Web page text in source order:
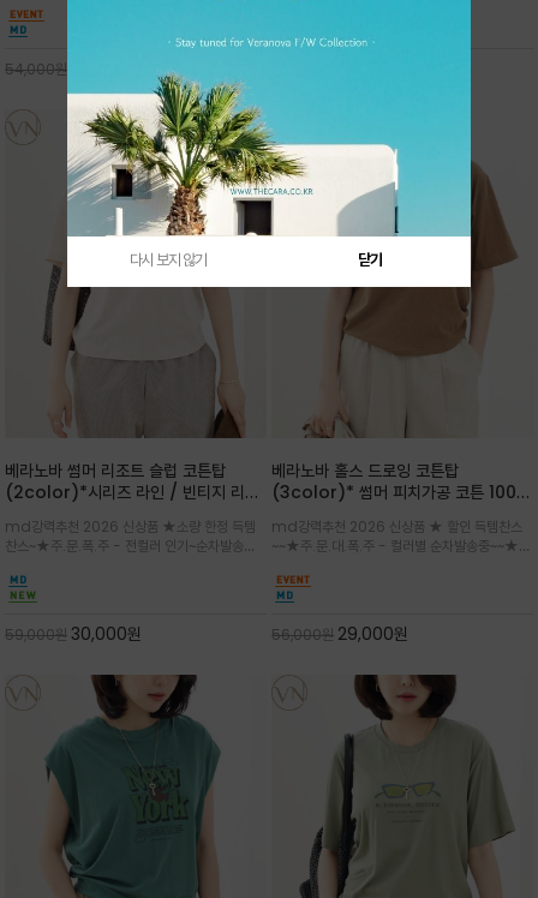
안함을 동시에 느낄수 있으며 차분하고 필요한
컬러웨이로 단독 또는 린넨 자켓/ 여름점퍼 안에
54,000원
엣이 편안하며 ★도회적인 무드로 루즈하게 단독
베라노바 썸머 리조트 슬럽 코튼탑
(2color)*시리즈 라인 / 빈티지 리조
는 가벼운 코튼 터치의 반팔 티셔츠입니
다
md강력추천 2026 신상품 ★소량 한정 득템
찬스~★주.문.폭.주 - 전컬러 인기~순차발송중
아(Sepia)나 파스텔 톤의 해변 풍경으로 세련
된 뮤트톤 컬러 팔레트로 빈티지한 무드의 선샤
인 프린트가 더해져 담백하면서도 감각
59,000원30,000원
베라노바 홀스 드로잉 코튼탑
(3color)* 썸머 피치가공 코튼 100프
의 미를 살려 말의 윤곽선만 스케치하여
감성을 담은 아이템
md강력추천 2026 신상품 ★ 할인 득템찬스
~~★주.문.대.폭.주 - 컬러별 순차발송중~~★프
말(Horse) 드로잉 티셔츠는 여유로운 실루엣과
감각적인 아트워크로 고급스러운 여름 스타일링
을 완성할 수 있습니다
56,000원 29,000원
다시 보지 않기 닫기